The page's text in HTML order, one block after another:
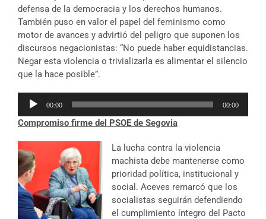
defensa de la democracia y los derechos humanos.
También puso en valor el papel del feminismo como
motor de avances y advirtió del peligro que suponen los
discursos negacionistas: “No puede haber equidistancias.
Negar esta violencia o trivializarla es alimentar el silencio
que la hace posible”.
Reproductor
audio
00:00 00:00
Compromiso firme del PSOE de Segovia
La lucha contra la violencia
machista debe mantenerse como
prioridad política, institucional y
social. Aceves remarcó que los
socialistas seguirán defendiendo
el cumplimiento íntegro del Pacto